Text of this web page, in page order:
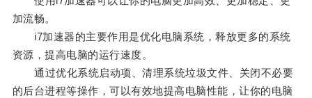
加流畅。
i7加速器的主要作用是优化电脑系统，释放更多的系统
资源，提高电脑的运行速度。
通过优化系统启动项、清理系统垃圾文件、关闭不必要
的后台进程等操作，可以有效地提高电脑性能，让你的电脑